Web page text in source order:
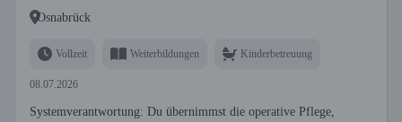
Osnabrück
Vollzeit Weiterbildungen Kinderbetreuung
08.07.2026
Systemverantwortung: Du übernimmst die operative Pflege,